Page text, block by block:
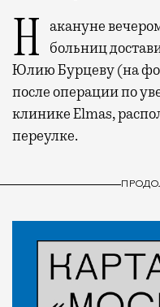
Накануне вечером в одну из московских
больниц
Юлию Бурцеву (на
после операции по
клинике Elmas,
переулке.